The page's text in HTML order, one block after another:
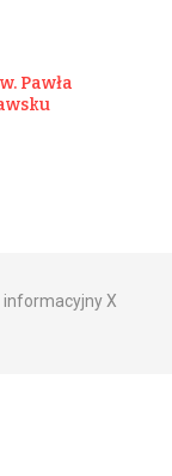
Pawła
X